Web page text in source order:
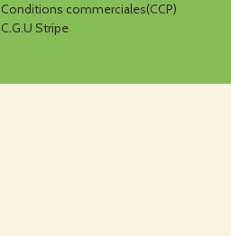
Conditions commerciales(CCP)
C.G.U Stripe